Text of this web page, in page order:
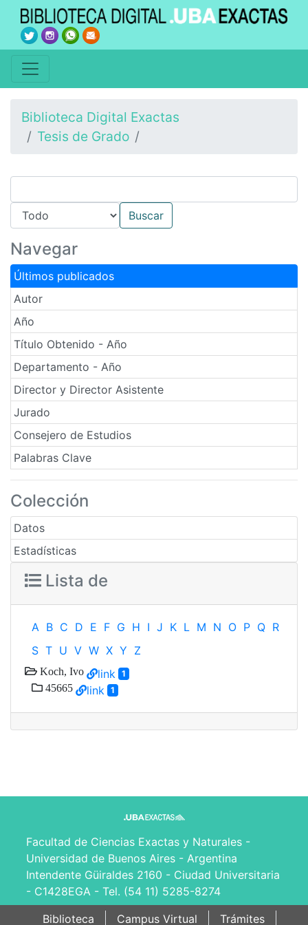
Biblioteca Digital Exactas
Tesis de Grado
Navegar
Últimos publicados
Autor
Año
Título Obtenido - Año
Departamento - Año
Director y Director Asistente
Jurado
Consejero de Estudios
Palabras Clave
Colección
Datos
Estadísticas
Lista de
A B C D E F G H I J K L M N O P Q R
S T U V W X Y Z
Koch, Ivo link 1
45665 link 1
Facultad de Ciencias Exactas y Naturales -
Universidad de Buenos Aires - Argentina
Intendente Güiraldes 2160 - Ciudad Universitaria
- C1428EGA - Tel. (54 11) 5285-8274
Biblioteca
Campus Virtual Trámites